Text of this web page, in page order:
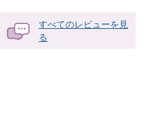
すべてのレビューを見
る